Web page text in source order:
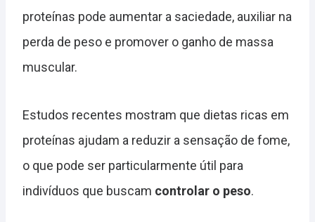
proteínas pode aumentar a saciedade, auxiliar na
perda de peso e promover o ganho de massa
muscular.
Estudos recentes mostram que dietas ricas em
proteínas ajudam a reduzir a sensação de fome,
o que pode ser particularmente útil para
indivíduos que buscam controlar o peso.